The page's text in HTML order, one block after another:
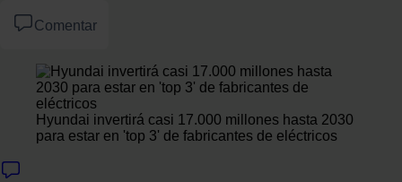
Comentar
Hyundai invertirá casi 17.000 millones hasta 2030
para estar en 'top 3' de fabricantes de eléctricos